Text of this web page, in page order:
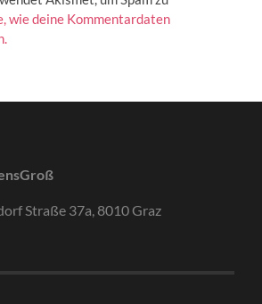
wie deine Kommentardaten
Straße 37a, 8010 Graz